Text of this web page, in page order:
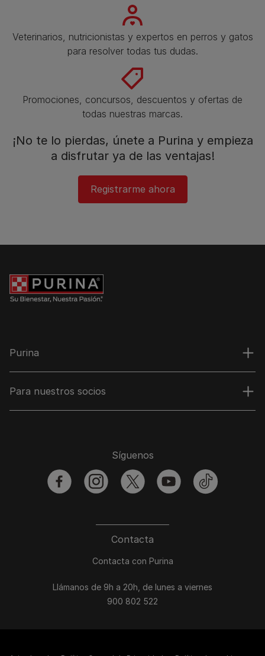
Veterinarios, nutricionistas y expertos en perros y gatos
para resolver todas tus dudas.​
Promociones, concursos, descuentos y ofertas de
todas nuestras marcas.​
¡No te lo pierdas, únete a Purina y empieza
a disfrutar ya de las ventajas!​
Registrarme ahora
Purina
Para nuestros socios
Contacta
Contacta con Purina
Llámanos de 9h a 20h, de lunes a viernes
900 802 522
Síguenos
facebookinstagramtwitter youtubetiktok